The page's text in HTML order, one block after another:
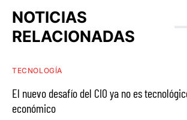
NOTICIAS
RELACIONADAS
TECNOLOGÍA
El nuevo desafío del CIO ya no es
económico